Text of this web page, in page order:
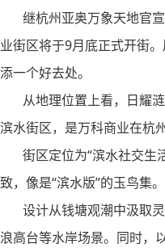
继杭州亚奥万象天地官宣
业街区将于9月底正式开街
添一个好去处。
从地理位置上看，日耀涟
滨水街区，是万科商业在杭
街区定位为“滨水社交生
致，像是“滨水版”的玉鸟集。
设计从钱塘观潮中汲取灵
浪高台等水岸场景。同时，